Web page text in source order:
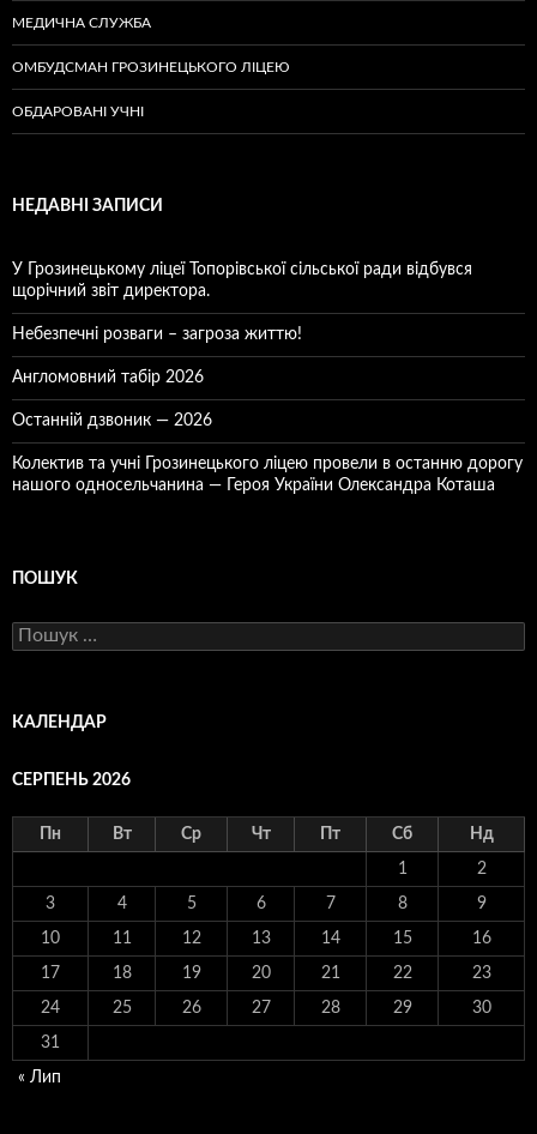
МЕДИЧНА СЛУЖБА
ОМБУДСМАН ГРОЗИНЕЦЬКОГО ЛІЦЕЮ
ОБДАРОВАНІ УЧНІ
НЕДАВНІ ЗАПИСИ
У Грозинецькому ліцеї Топорівської сільської ради відбувся
щорічний звіт директора.
Небезпечні розваги – загроза життю!
Англомовний табір 2026
Останній дзвоник — 2026
Колектив та учні Грозинецького ліцею провели в останню дорогу
нашого односельчанина — Героя України Олександра Коташа
ПОШУК
Пошук:
КАЛЕНДАР
СЕРПЕНЬ 2026
Пн Вт Ср Чт Пт Сб Нд
1 2
3 4 5 6 7 8 9
10 11 12 13 14 15 16
17 18 19 20 21 22 23
24 25 26 27 28 29 30
31
« Лип